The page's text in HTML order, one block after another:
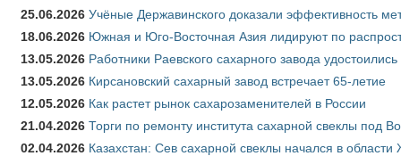
25.06.2026 Учёные Державинского доказали эффективность
18.06.2026 Южная и Юго-Восточная Азия лидируют по
13.05.2026 Работники Раевского сахарного завода удостоились
13.05.2026 Кирсановский сахарный завод встречает 65-летие
12.05.2026 Как растет рынок сахарозаменителей в России
21.04.2026 Торги по ремонту института сахарной свеклы под
02.04.2026 Казахстан: Сев сахарной свеклы начался в области